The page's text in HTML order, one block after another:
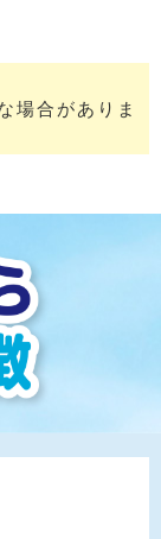
場合がありま